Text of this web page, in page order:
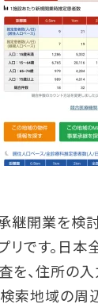
継開業を検
です。日本
を、住所の
検索地域の周